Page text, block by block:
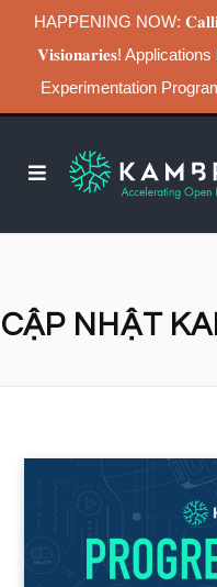
HAPPENING NOW:
𝐕𝐢𝐬𝐢𝐨𝐧𝐚𝐫𝐢𝐞𝐬!
Experimentation
CẬP NHẬT